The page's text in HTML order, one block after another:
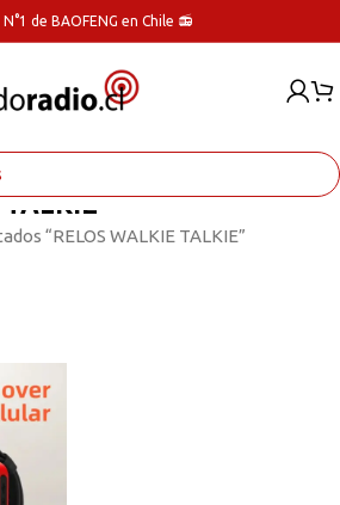
de BAOFENG en Chile 📻
TALKIE
“RELOS WALKIE TALKIE”